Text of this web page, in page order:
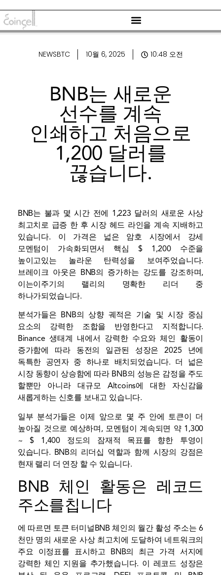
NEWSBTC 10월 6, 2025 10:48 오전
BNB는 새로운
선수를 계속
인쇄하고 처음으로
1,200 달러를
끊습니다.
BNB는 불과 몇 시간 전에 1,223 달러의 새로운 사상
최고치로 급증 한 후 시장 헤드 라인을 계속 지배하고
있습니다. 이 가격은 넓은 암호 시장에서 강세
모멘텀이 가속화되면서 핵심 $ 1,200 수준을
높이고있는 놀라운 탄력성을 보여주었습니다.
브레이크 아웃은 BNB의 증가하는 강도를 강조하며,
이는이주기의 랠리의 명확한 리더 중
하나가되었습니다.
분석가들은 BNB의 상향 궤적은 기술 및 시장 중심
요소의 강력한 조합을 반영한다고 지적합니다.
Binance 생태계 내에서 강력한 수요와 체인 활동이
증가함에 따라 동전의 일관된 성장은 2025 년에
독특한 공연자 중 하나로 배치되었습니다. 더 넓은
시장 동향이 상승함에 따라 BNB의 성능은 감정을 주도
할뿐만 아니라 대규모 Altcoins에 대한 자신감을
새롭게하는 신호를 보내고 있습니다.
일부 분석가들은 이제 앞으로 몇 주 안에 토큰이 더
높아질 것으로 예상하며, 모멘텀이 계속되면 약 1,300
~ $ 1,400 정도의 잠재적 목표를 향한 투영이
있습니다. BNB의 리더십 역할과 함께 시장의 강점은
현재 랠리 더 연장 할 수 있습니다.
BNB 체인 활동은 레코드
주소를칩니다
에 따르면 토큰 터미널BNB 체인의 월간 활성 주소는 6
천만 명의 새로운 사상 최고치에 도달하여 네트워크의
주요 이정표를 표시하고 BNB의 최근 가격 서지에
강력한 체인 지원을 추가했습니다. 이 레코드 성장은